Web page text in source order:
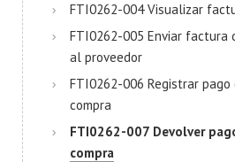
FTI0262-004 Visualizar
FTI0262-005 Enviar factura
al proveedor
FTI0262-006 Registrar
compra
FTI0262-007 Devolver
compra